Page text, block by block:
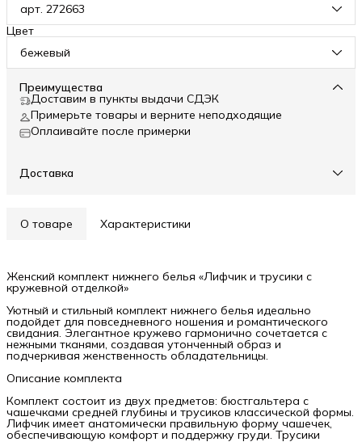
арт. 272663
Цвет
бежевый
Преимущества
Доставим в пункты выдачи СДЭК
Примерьте товары и верните неподходящие
Оплаивайте после примерки
Доставка
О товаре Характеристики
Женский комплект нижнего белья «Лифчик и трусики с
кружевной отделкой»
Уютный и стильный комплект нижнего белья идеально
подойдет для повседневного ношения и романтического
свидания. Элегантное кружево гармонично сочетается с
нежными тканями, создавая утонченный образ и
подчеркивая женственность обладательницы.
Описание комплекта
Комплект состоит из двух предметов: бюстгальтера с
чашечками средней глубины и трусиков классической формы.
Лифчик имеет анатомически правильную форму чашечек,
обеспечивающую комфорт и поддержку груди. Трусики